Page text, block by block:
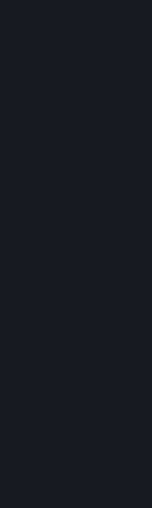
puedes solicitarlo
jurisdicciones, los
reembolso cuando
Se te hará un
una semana tras
Cartera de Steam
utilizaste para
puede realizar un
inicial, se
(Algunos de los
pueden no admitir
Haz
Dónde
La oferta de
desde la compra y
se aplica a los
tienda de Steam.
(Contenido de la